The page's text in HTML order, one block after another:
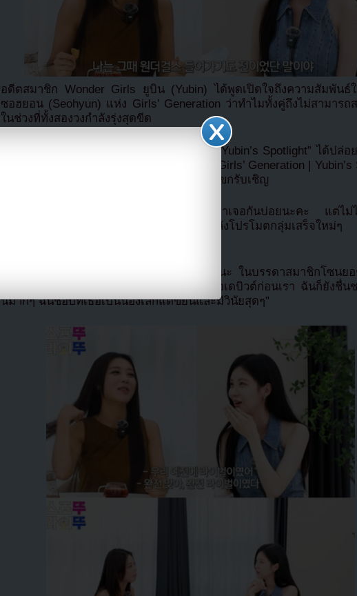
อดีตสมาชิก Wonder Girls ยูบิน (Yubin) ได้พูดเปิดใจถึงความสัมพันธ์
ซอฮยอน (Seohyun) แห่ง Girls’ Generation ว่าทำไมทั้งคู่ถึงไม่สามารถ
ในช่วงที่ทั้งสองวงกำลังรุ่งสุดขีด
เมื่อวันที่ 18 ตุลาคมที่ผ่านมา ช่อง YouTube “Yubin’s Spotlight” ได้ปล่อ
ชื่อว่า “2nd Gen Queens: Wonder Girls vs Girls’ Generation | Yubin’s
EP14. Seohyun” โดยมีซอฮยอนมาร่วมเป็นแขกรับเชิญ
ในรายการ ซอฮยอนได้พูดขึ้นว่า “ช่วงนี้เราเจอกันบ่อยนะคะ แต่ไม่
รายการด้วยกันนานมากแล้ว น่าจะตั้งแต่หลังโปรโมตกลุ่มเสร็จใหม่
ยูบินจึงสารภาพว่า “จริงๆ ฉันมีเรื่องอยากพูดนะ ในบรรดาสมาชิกโซน
ชอบซอฮยอนมากที่สุดเลย ตอนวงของพวกเธอเดบิวต์ก่อนเรา ฉันก็ยังชื่น
นมากๆ ฉันชอบที่เธอเป็นน้องเล็กแต่ขยันและมีวินัยสุดๆ”